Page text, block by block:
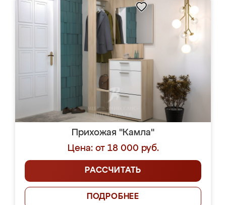
Прихожая "Камла"
Цена: от 18 000 руб.
РАССЧИТАТЬ
ПОДРОБНЕЕ